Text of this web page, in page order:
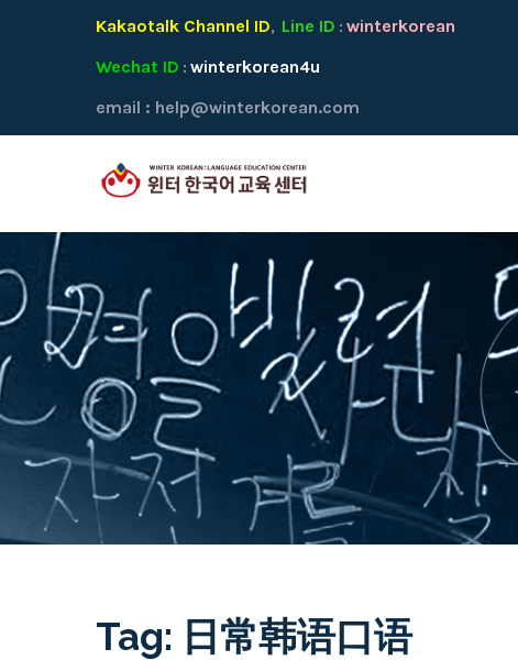
Kakaotalk Channel ID, Line ID : winterkorean
Wechat ID : winterkorean4u
email : help@winterkorean.com
Tag: 日常韩语口语